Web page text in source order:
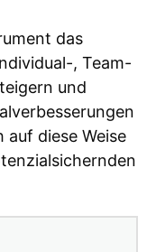
das
, Team-
und
diese Weise